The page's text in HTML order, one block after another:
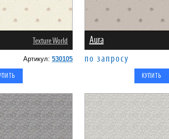
Texture World
Артикул:530105
Aura
по запросу